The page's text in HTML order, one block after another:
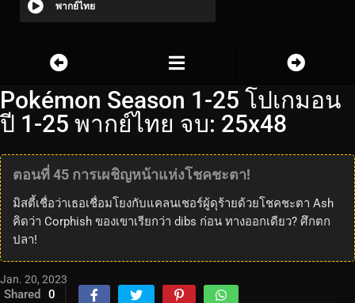
พากย์ไทย
Pokémon Season 1-25 โปเกมอน
ปี 1-25 พากย์ไทย จบ: 25x48
ตอนที่ 45 การเผชิญหน้าแห่งโชคชะตา!
มิสตี้เชื่อว่าเธอเชื่อมโยงกับแคลนเชอร์ผู้ดุร้ายด้วยโชคชะตา Ash
คิดว่า Corphish ของเขาเรียกว่า dibs ก่อน ทางออกเดียว? ศึกตก
ปลา!
Jan. 20, 2023
Shared 0